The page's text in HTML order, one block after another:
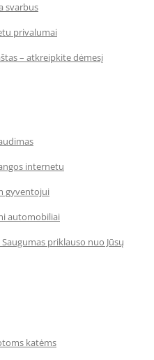
svarbus
privalumai
– atkreipkite dėmesį
internetu
gyventojui
automobiliai
priklauso nuo Jūsų
katėms